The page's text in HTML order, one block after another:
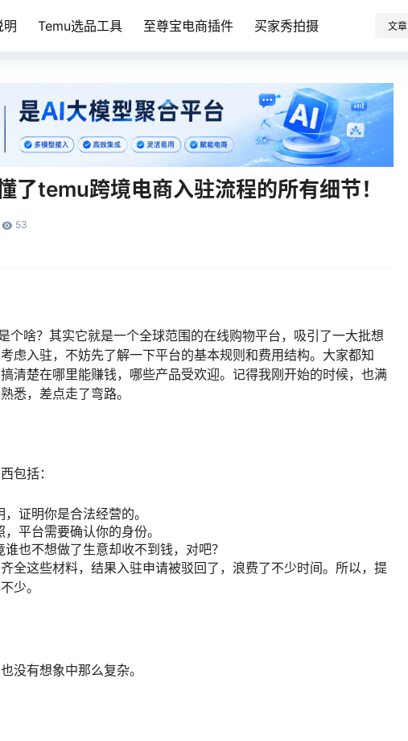
明 Temu选品工具 至尊宝电商插件 买家秀拍摄 文章
了temu跨境电商入驻流程的所有细节！
53
个啥？其实它就是一个全球范围的在线购物平台，吸引了一大批想
虑入驻，不妨先了解一下平台的基本规则和费用结构。大家都知
清楚在哪里能赚钱，哪些产品受欢迎。记得我刚开始的时候，也满
悉，差点走了弯路。
包括：
证明你是合法经营的。
平台需要确认你的身份。
也不想做了生意却收不到钱，对吧？
全这些材料，结果入驻申请被驳回了，浪费了不少时间。所以，提
少。
没有想象中那么复杂。